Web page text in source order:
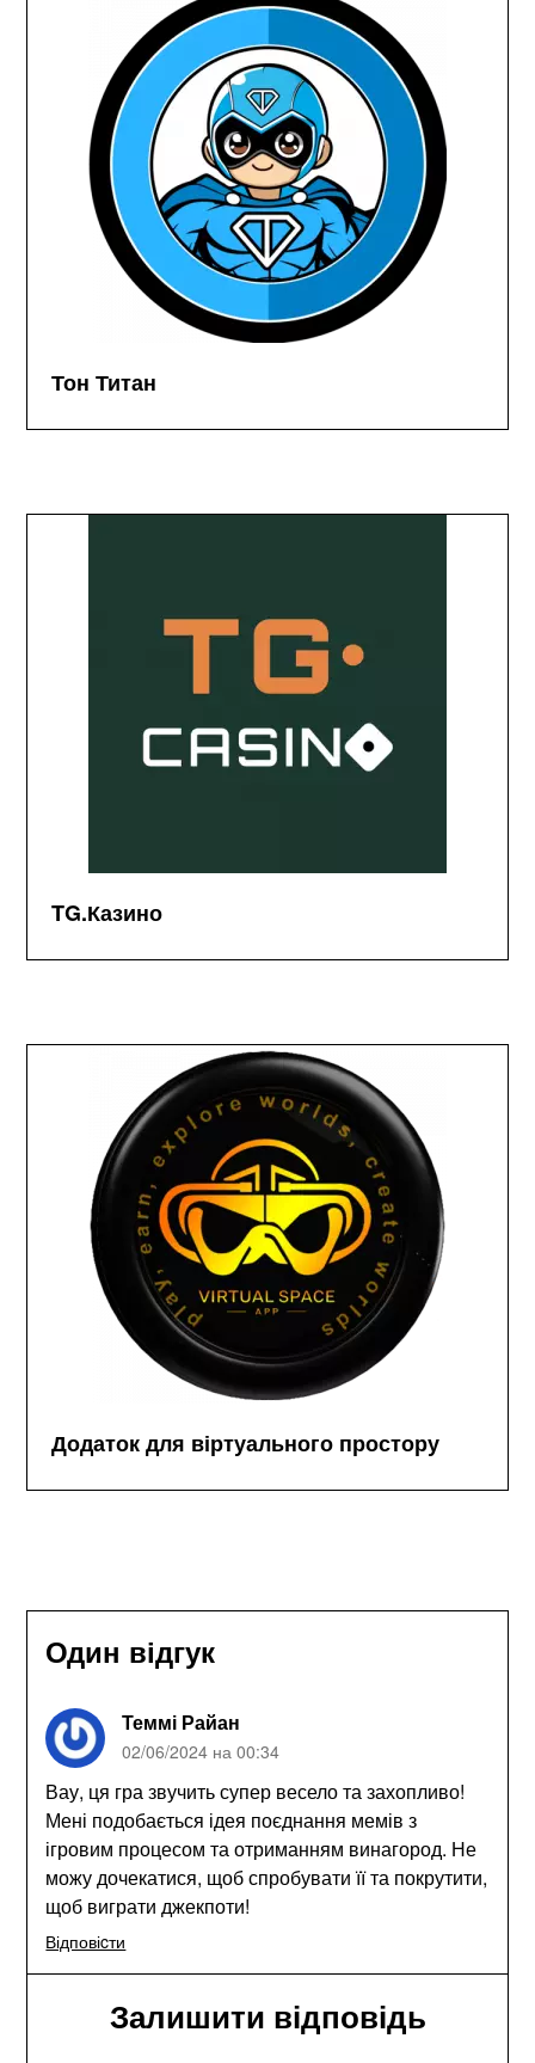
Тон Титан
TG.Казино
Додаток для віртуального простору
Один відгук
Теммі Райан
02/06/2024 на 00:34
Вау, ця гра звучить супер весело та захопливо!
Мені подобається ідея поєднання мемів з
ігровим процесом та отриманням винагород. Не
можу дочекатися, щоб спробувати її та покрутити,
щоб виграти джекпоти!
Відповіcти
Залишити відповідь